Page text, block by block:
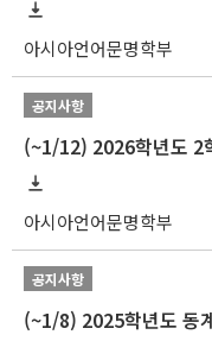
아시아언어문명학부
공지사항
(~1/12) 2026학년도 2
아시아언어문명학부
공지사항